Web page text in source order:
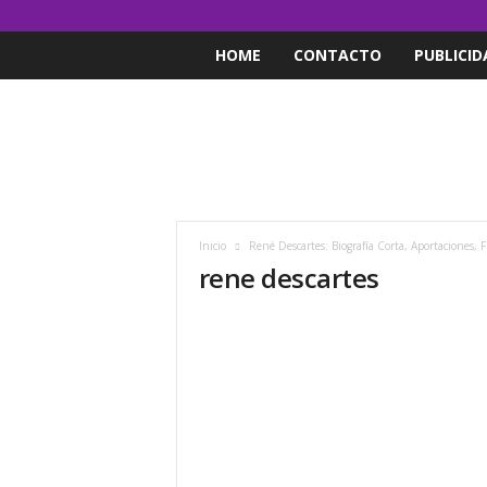
HOME CONTACTO
Inicio René Descartes: Biografía Corta, Aportaciones,
rene descartes